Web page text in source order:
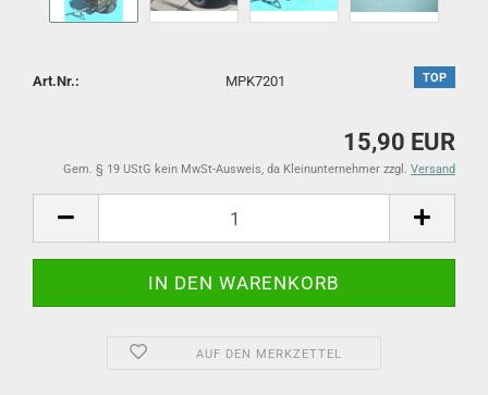
TOP
Art.Nr.: MPK7201
15,90 EUR
Gem. § 19 UStG kein MwSt-Ausweis, da Kleinunternehmer zzgl. Versand
AUF DEN MERKZETTEL